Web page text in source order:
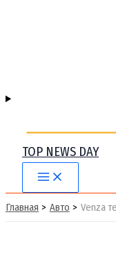
TOP NEWS DAY
Main
Menu
Главная Авто Venza